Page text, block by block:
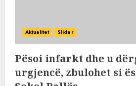
Aktualitet Slider
Pësoi infarkt dhe u
urgjencë, zbulohet si